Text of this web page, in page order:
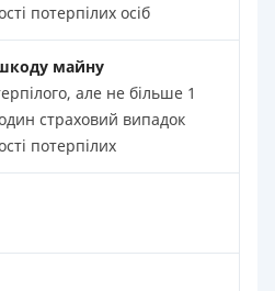
потерпілих осіб
майну
але не більше 1
страховий випадок
потерпілих